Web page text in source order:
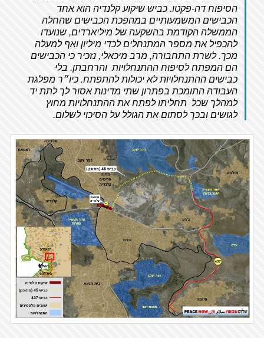
הסיפוח דה-פקטו. כביש שיקוע קלנדיה הוא אחד
הכבישים המשמעותיים במהפכת הכבישים שהחלה
הממשלה הקודמת בהשקעה של מיליארדים, שנועדו
להכפיל את מספר המתנחלים לכדי מיליון ואף למעלה
מכך. לשרת התחבורה, מרב מיכאלי, נזכיר כי הכבישים
הם המפתח לסיפוח ההתנחלויות והרחבתן. בלי
כבישים ההתנחלויות לא יכולות להתפתח. כיו״ר מפלגת
העבודה התומכת בפתרון שתי מדינות אסור לך לתת יד
למהלך שכל תחליתו לפתח את ההתנחלויות מחוץ
לגושים ובכך לסתום את הגולל על הסיכוי לשלום.